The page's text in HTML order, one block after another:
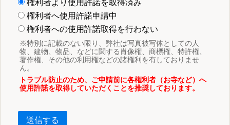
権利者より使用許諾を取得済み
権利者へ使用許諾申請中
権利者への使用許諾取得を行わない
※特別に記載のない限り、弊社は写真被写体としての人
物、建物、物品、などに関する肖像権、商標権、特許権、
著作権、その他の利用権などの諸権利を有しておりませ
ん。
トラブル防止のため、ご申請前に各権利者（お寺など）へ
使用許諾を取得していただくことを推奨しております。
送信する